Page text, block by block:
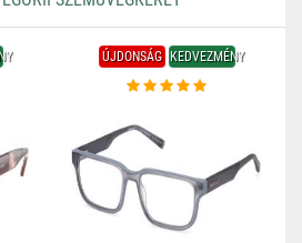
ÚJDONSÁG KEDVEZMÉNY